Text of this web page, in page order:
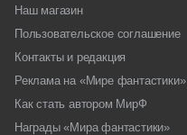
Наш магазин
Пользовательское соглашение
Контакты и редакция
Реклама на «Мире фантастики»
Как стать автором МирФ
Награды «Мира фантастики»